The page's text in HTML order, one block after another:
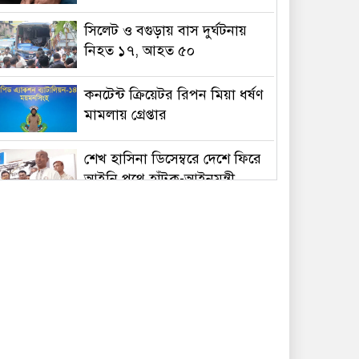
সিলেট ও বগুড়ায় বাস দুর্ঘটনায়
নিহত ১৭, আহত ৫০
কনটেন্ট ক্রিয়েটর রিপন মিয়া ধর্ষণ
মামলায় গ্রেপ্তার
শেখ হাসিনা ডিসেম্বরে দেশে ফিরে
আইনি পথে হাঁটুক-আইনমন্ত্রী